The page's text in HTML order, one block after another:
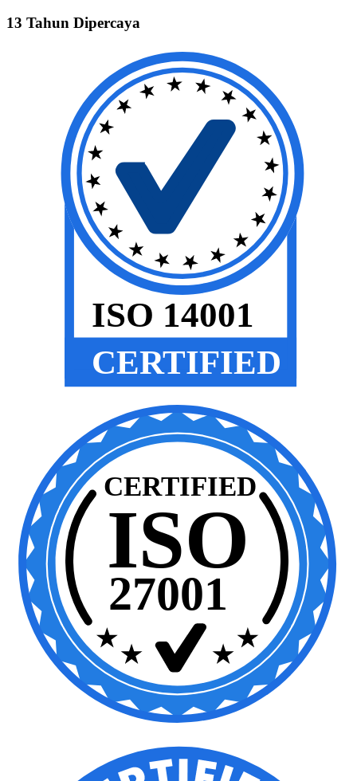
13 Tahun Dipercaya
ISO 14001
CERTIFIED
ISO
CERTIFIED
27001